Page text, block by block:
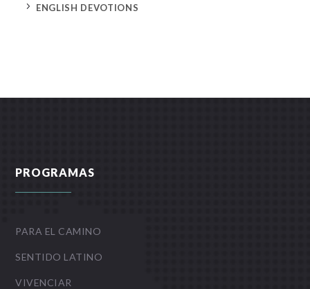
5 ENGLISH DEVOTIONS
PROGRAMAS
PARA EL CAMINO
SENTIDO LATINO
VIVENCIAR